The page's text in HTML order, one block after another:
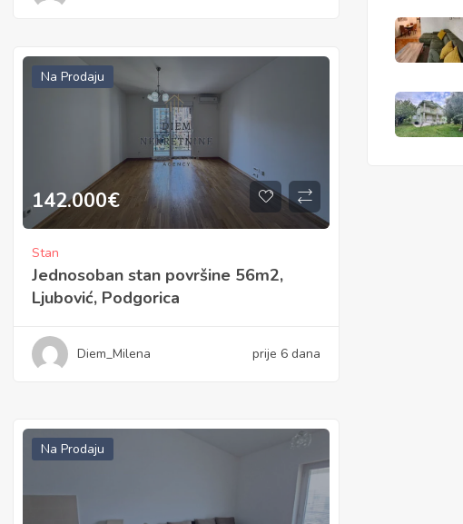
Na Prodaju
142.000€
Stan
Jednosoban stan površine 56m2,
Ljubović, Podgorica
Diem_Milena prije 6 dana
Na Prodaju